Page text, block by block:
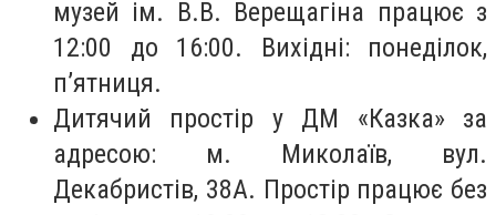
музей ім. В.В. Верещагіна працює з
12:00 до 16:00. Вихідні: понеділок,
п’ятниця.
Дитячий простір у ДМ «Казка» за
адресою: м. Миколаїв, вул.
Декабристів, 38А. Простір працює без